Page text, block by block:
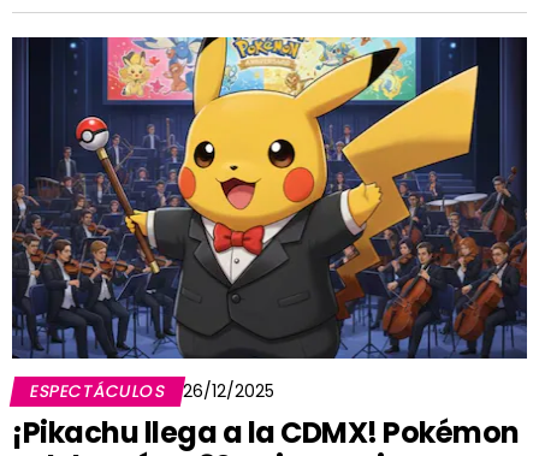
ESPECTÁCULOS 26/12/2025
¡Pikachu llega a la CDMX! Pokémon